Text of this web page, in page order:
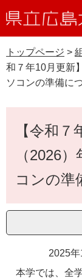
ー
ジ
先
頭
ニ
ュ
を
飛
立
大
学
受験生の皆さま
在学生の皆さ
地域・企業の
研究者の皆さ
English
o
大学概要
学部・大学院・
学生生活・就職支
研究・地域連携
トップページ >
和７年10月更新
ソコンの準備に
【令和
（2026
コンの準
2025
本学では、全